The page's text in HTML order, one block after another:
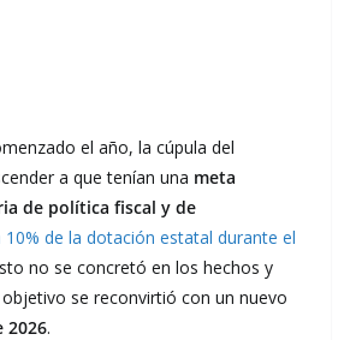
el año, la cúpula del
a que tenían una meta
de política fiscal y de
10% de la dotación estatal durante el
no se concretó en los hechos y
se reconvirtió con un nuevo
2026.